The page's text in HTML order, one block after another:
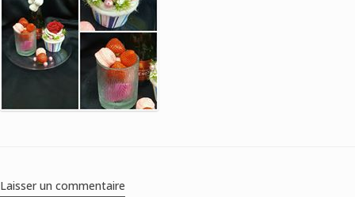
Laisser un commentaire